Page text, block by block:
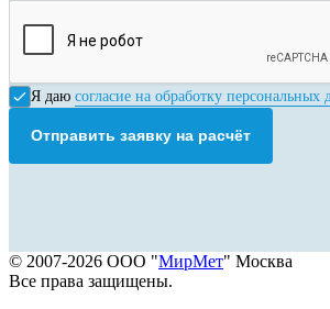
Я даю согласие на обработку персональных
Отправить заявку на расчёт
© 2007-2026 ООО "МирМет" Москва
Все права защищены.